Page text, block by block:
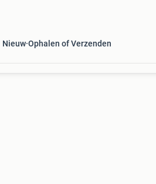
Nieuw Ophalen of Verzenden